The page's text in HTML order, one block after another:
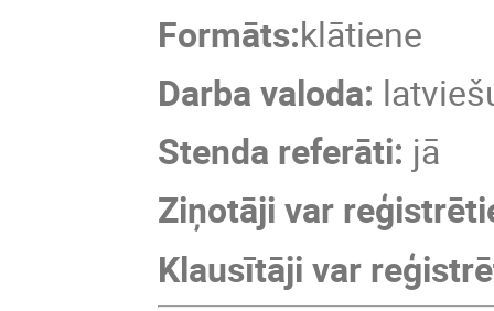
Formāts:klātiene
Darba valoda:
Stenda referāti: jā
Ziņotāji var
Klausītāji var